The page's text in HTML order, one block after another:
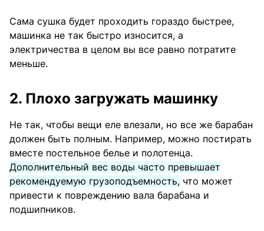
Сама сушка будет проходить гораздо быстрее,
машинка не так быстро износится, а
электричества в целом вы все равно потратите
меньше.
2. Плохо загружать машинку
Не так, чтобы вещи еле влезали, но все же барабан
должен быть полным. Например, можно постирать
вместе постельное белье и полотенца.
Дополнительный вес воды часто превышает
рекомендуемую грузоподъемность, что может
привести к повреждению вала барабана и
подшипников.